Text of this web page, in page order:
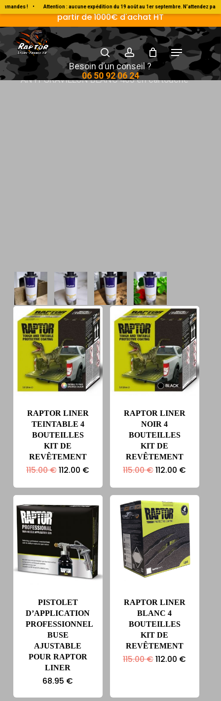
! • Attention : aucune expédition du 19 août au 1er septembre. N’attendez pas
Skip
main
content
Livraison Gratuite en France métropolitaine à
partir de 1000€ d'achat HT
Besoin d’un conseil ?
06 50 92 06 24
searchaccount
Menu
Accueil
Divers & consommable
Autres
ANTI-GRAVILLON BLANC 460 en cartouche
RAPTOR LINER
TEINTABLE 4
BOUTEILLES
KIT DE
REVÊTEMENT
115.00€Le
initial
était :
112.00 €
actuel
est :
RAPTOR LINER
NOIR 4
BOUTEILLES
KIT DE
REVÊTEMENT
115.00€Le
initial
était :
115.00 €.
112.00 €
actuel
est :
112.00 €.
PISTOLET
D’APPLICATION
PROFESSIONNEL
BUSE
AJUSTABLE
POUR RAPTOR
LINER
68.95 €
RAPTOR LINER
BLANC 4
BOUTEILLES
KIT DE
REVÊTEMENT
115.00€Le
112.00 €